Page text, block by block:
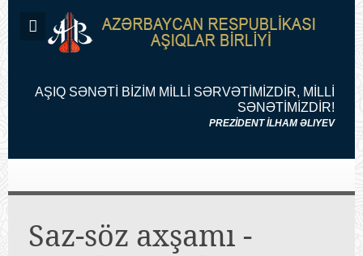
AŞIQ SƏNƏTİ BİZİM MİLLİ SƏRVƏTİMİZDİR, MİLLİ
SƏNƏTİMİZDİR!
PREZİDENT İLHAM ƏLIYEV
Saz-söz axşamı -